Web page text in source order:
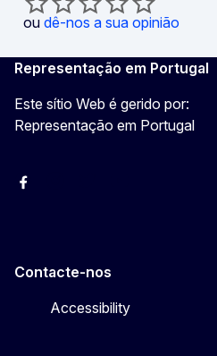
ou dê-nos a sua opinião
Representação em Portugal
Este sítio Web é gerido por:
Representação em Portugal
Facebook
Contacte-nos
Accessibility